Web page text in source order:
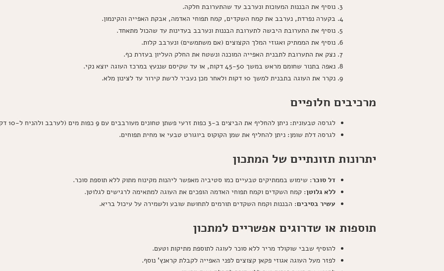
נוסיף את הבננות המעוכות ונערבב עד שהתערובת חלקה.
בקערה נפרדת, נערבב את קמח השקדים, קמח תפוחי האדמה, אבקת האפייה והקינמון.
נוסיף את התערובת היבשה לתערובת הבננות ונערבב בעדינות עד שהכול מתאחד.
נוסיף את הממתיק ואגוזי המלך הקצוצים (אם משתמשים) ונערבב קלות.
נצק את התערובת לתבנית האפייה המוכנה ונשטח את החלק העליון בעזרת כף.
נאפה בתנור שחומם מראש במשך 45-50 דקות, או עד שקיסם שננעץ במרכז העוגה יוצא נקי.
נקרר את העוגה בתבנית למשך 10 דקות ולאחר מכן נעביר לרשת קירור עד לצינון מלא.
מרכיבים חלופיים
לגרסה טבעונית: ניתן להחליף את הביצים ב-3 כפות זרעי פשתן טחונים מעורבבים עם 9 כפות מים (לערבב ולהניח ל-10 דקות לפני השימוש).
לגרסה דלת שומן: ניתן להחליף את שמן הקוקוס ביוגורט טבעי או מחית תפוחים.
יתרונות תזונתיים של המתכון
דל סוכר: שימוש בממתיקים טבעיים כמו סטיביה מאפשר ליהנות מקינוח מתוק ללא תוספת סוכר.
ללא גלוטן: קמח השקדים וקמח תפוחי האדמה הופכים את העוגה למתאימה לרגישים לגלוטן.
עשיר בסיבים: הבננות וקמח השקדים תורמים לתחושת שובע ולשמירה על עיכול בריא.
תוספות או שדרוגים אפשריים למתכון
להוסיף שבבי שוקולד מריר ללא סוכר לעוגה לתוספת מתיקות וטעם.
לפזר מעל העוגה אגוזי פקאן קצוצים לפני האפייה לקבלת קראנץ' נוסף.